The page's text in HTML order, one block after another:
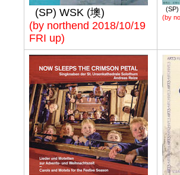
(SP) WSK (墺)
(by northend 2018/10/19
FRI up)
(SP)
(by